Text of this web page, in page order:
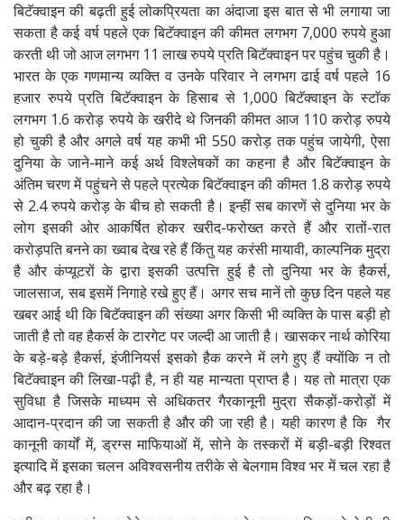
बिटॅक्वाइन की बढ़ती हुई लोकप्रियता का अंदाजा इस बात से भी लगाया जा
सकता है कई वर्ष पहले एक बिटॅक्वाइन की कीमत लगभग 7,000 रुपये हुआ
करती थी जो आज लगभग 11 लाख रुपये प्रति बिटॅक्वाइन पर पहुंच चुकी है।
भारत के एक गणमान्य व्यक्ति व उनके परिवार ने लगभग ढाई वर्ष पहले 16
हजार रुपये प्रति बिटॅक्वाइन के हिसाब से 1,000 बिटॅक्वाइन के स्टाॅक
लगभग 1.6 करोड़ रुपये के खरीदे थे जिनकी कीमत आज 110 करोड़ रुपये
हो चुकी है और अगले वर्ष यह कभी भी 550 करोड़ तक पहुंच जायेगी, ऐसा
दुनिया के जाने-माने कई अर्थ विश्लेषकों का कहना है और बिटॅक्वाइन के
अंतिम चरण में पहुंचने से पहले प्रत्येक बिटॅक्वाइन की कीमत 1.8 करोड़ रुपये
से 2.4 रुपये करोड़ के बीच हो सकती है। इन्हीं सब कारणें से दुनिया भर के
लोग इसकी ओर आकर्षित होकर खरीद-फरोख्त करते हैं और रातों-रात
करोड़पति बनने का ख्वाब देख रहे हैं किंतु यह करंसी मायावी, काल्पनिक मुद्रा
है और कंप्यूटरों के द्वारा इसकी उत्पत्ति हुई है तो दुनिया भर के हैकर्स,
जालसाज, सब इसमें निगाहे रखे हुए हैं। अगर सच मानें तो कुछ दिन पहले यह
खबर आई थी कि बिटॅक्वाइन की संख्या अगर किसी भी व्यक्ति के पास बड़ी हो
जाती है तो वह हैकर्स के टारगेट पर जल्दी आ जाती है। खासकर नार्थ कोरिया
के बड़े-बड़े हैकर्स, इंजीनियर्स इसको हैक करने में लगे हुए हैं क्योंकि न तो
बिटॅक्वाइन की लिखा-पढ़ी है, न ही यह मान्यता प्राप्त है। यह तो मात्रा एक
सुविधा है जिसके माध्यम से अधिकतर गैरकानूनी मुद्रा सैकड़ों-करोड़ों में
आदान-प्रदान की जा सकती है और की जा रही है। यही कारण है कि गैर
कानूनी कार्यों में, ड्रग्स माफियाओं में, सोने के तस्करों में बड़ी-बड़ी रिश्वत
इत्यादि में इसका चलन अविश्वसनीय तरीके से बेलगाम विश्व भर में चल रहा है
और बढ़ रहा है।